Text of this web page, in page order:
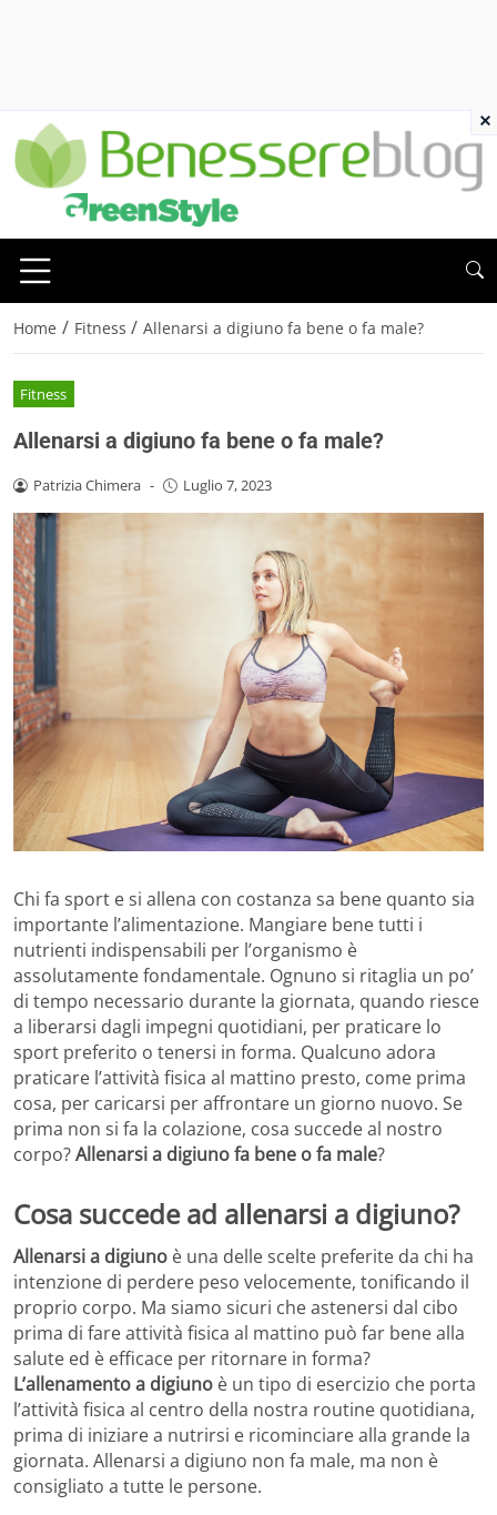
Home / Fitness / Allenarsi a digiuno fa bene o fa male?
Fitness
Allenarsi a digiuno fa bene o fa male?
Patrizia Chimera - Luglio 7, 2023
Chi fa sport e si allena con costanza sa bene quanto sia
importante l’alimentazione. Mangiare bene tutti i
nutrienti indispensabili per l’organismo è
assolutamente fondamentale. Ognuno si ritaglia un po’
di tempo necessario durante la giornata, quando riesce
a liberarsi dagli impegni quotidiani, per praticare lo
sport preferito o tenersi in forma. Qualcuno adora
praticare l’attività fisica al mattino presto, come prima
cosa, per caricarsi per affrontare un giorno nuovo. Se
prima non si fa la colazione, cosa succede al nostro
corpo?Allenarsi a digiuno fa bene o fa male?
Cosa succede ad allenarsi a digiuno?
Allenarsi a digiuno è una delle scelte preferite da chi ha
intenzione di perdere peso velocemente, tonificando il
proprio corpo. Ma siamo sicuri che astenersi dal cibo
prima di fare attività fisica al mattino può far bene alla
salute ed è efficace per ritornare in forma?
L’allenamento a digiuno è un tipo di esercizio che porta
l’attività fisica al centro della nostra routine quotidiana,
prima di iniziare a nutrirsi e ricominciare alla grande la
giornata. Allenarsi a digiuno non fa male, ma non è
consigliato a tutte le persone.
×